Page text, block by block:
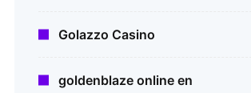
Golazzo Casino
goldenblaze online en